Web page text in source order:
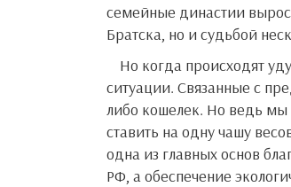
семейные династии
Братска, но и судьбой
Но когда происходят удушливые выбросы заводов, многие горожане ощущают себя заложниками
ситуации. Связанные с
либо кошелек. Но ведь
ставить на одну чашу
одна из главных основ
РФ, а обеспечение